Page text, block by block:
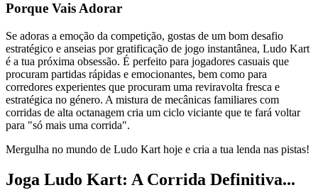
Porque Vais Adorar
Se adoras a emoção da competição, gostas de um bom desafio
estratégico e anseias por gratificação de jogo instantânea, Ludo Kart
é a tua próxima obsessão. É perfeito para jogadores casuais que
procuram partidas rápidas e emocionantes, bem como para
corredores experientes que procuram uma reviravolta fresca e
estratégica no género. A mistura de mecânicas familiares com
corridas de alta octanagem cria um ciclo viciante que te fará voltar
para "só mais uma corrida".
Mergulha no mundo de Ludo Kart hoje e cria a tua lenda nas pistas!
Joga Ludo Kart: A Corrida Definitiva...